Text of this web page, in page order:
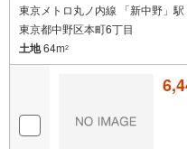
東京メトロ丸ノ内線 「新中野」
東京都中野区本町6丁目
土地64m2